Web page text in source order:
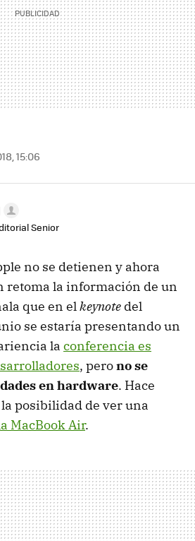
15:06
Senior
no se detienen y ahora
retoma la información de un
que en elkeynote del
se estaría presentando un
la conferencia es
, perono se
en hardware. Hace
posibilidad de ver una
MacBook Air.